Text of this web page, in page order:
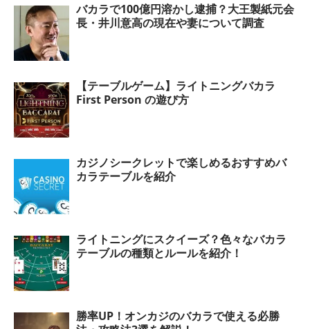
バカラで100億円溶かし逮捕？大王製紙元会
長・井川意高の現在や妻について調査
【テーブルゲーム】ライトニングバカラ
First Person の遊び方
カジノシークレットで楽しめるおすすめバ
カラテーブルを紹介
ライトニングにスクイーズ？色々なバカラ
テーブルの種類とルールを紹介！
勝率UP！オンカジのバカラで使える必勝